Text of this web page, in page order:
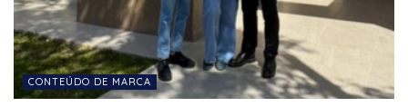
CONTEÚDO DE MARCA